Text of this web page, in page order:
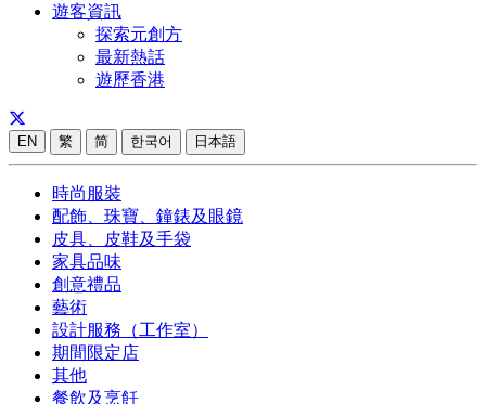
遊客資訊
探索元創方
最新熱話
遊歷香港
EN 繁 简 한국어 日本語
時尚服裝
配飾、珠寶、鐘錶及眼鏡
皮具、皮鞋及手袋
家具品味
創意禮品
藝術
設計服務（工作室）
期間限定店
其他
餐飲及烹飪